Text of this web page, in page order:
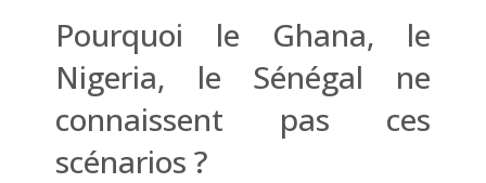
Pourquoi le Ghana, le
Nigeria, le Sénégal ne
connaissent pas ces
scénarios ?